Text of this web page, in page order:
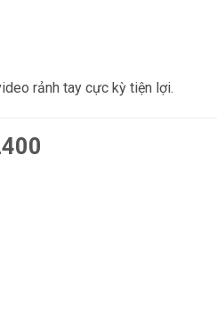
rảnh tay cực kỳ tiện lợi.